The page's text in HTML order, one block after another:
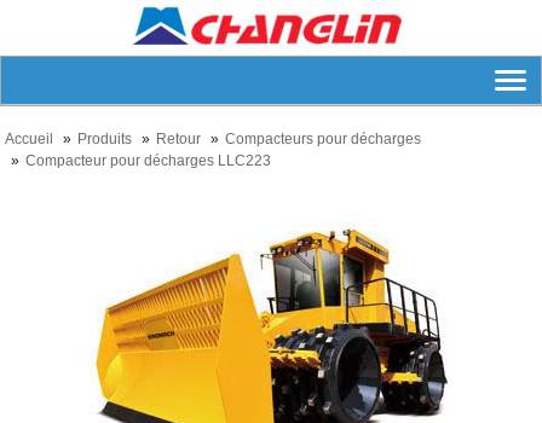
Accueil Produits Retour
Compacteurs pour décharges
Compacteur pour décharges LLC223